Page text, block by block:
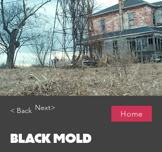
< Back Next>
Home
BLACK MOLD